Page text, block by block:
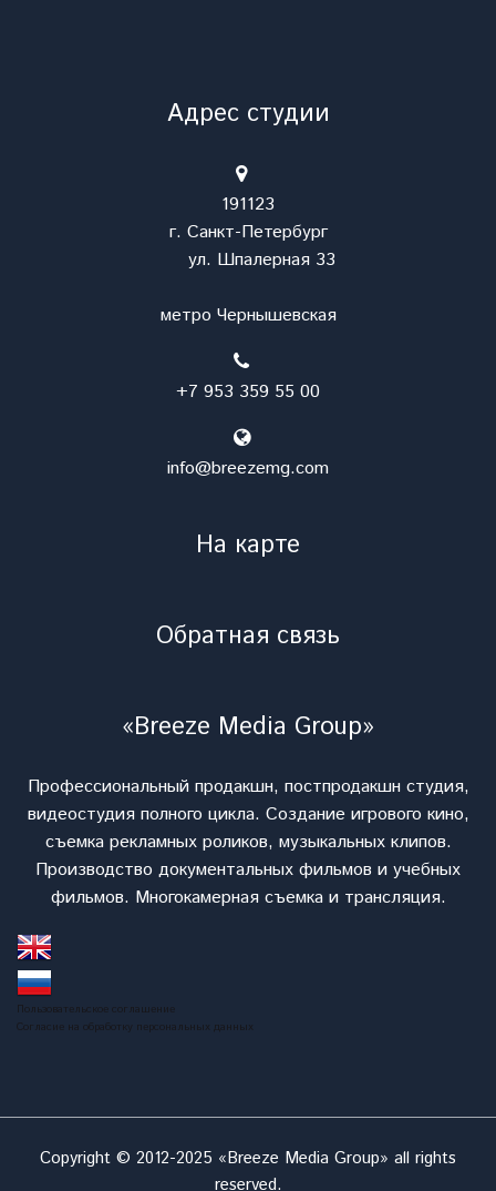
Адрес студии
191123
г. Санкт-Петербург
ул. Шпалерная 33
метро Чернышевская
+7 953 359 55 00
info@breezemg.com
На карте
Обратная связь
«Breeze Media Group»
Профессиональный продакшн, постпродакшн студия,
видеостудия полного цикла. Cоздание игрового кино,
съемка рекламных роликов, музыкальных клипов.
Производство документальных фильмов и учебных
фильмов. Многокамерная съемка и трансляция.
Пользовательское соглашение
Согласие на обработку персональных данных
Copyright © 2012-2025 «Breeze Media Group» all rights
reserved.